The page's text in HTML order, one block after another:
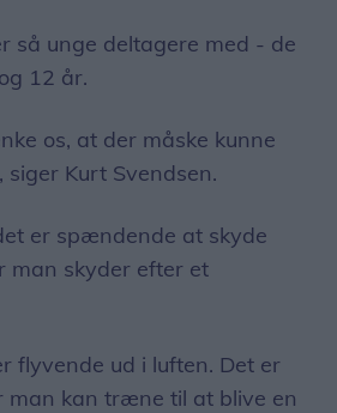
så unge deltagere med - de
12 år.
os, at der måske kunne
siger Kurt Svendsen.
er spændende at skyde
man skyder efter et
flyvende ud i luften. Det er
man kan træne til at blive en